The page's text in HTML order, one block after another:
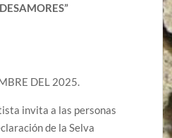
DEL 2025.
invita a las personas
de la Selva